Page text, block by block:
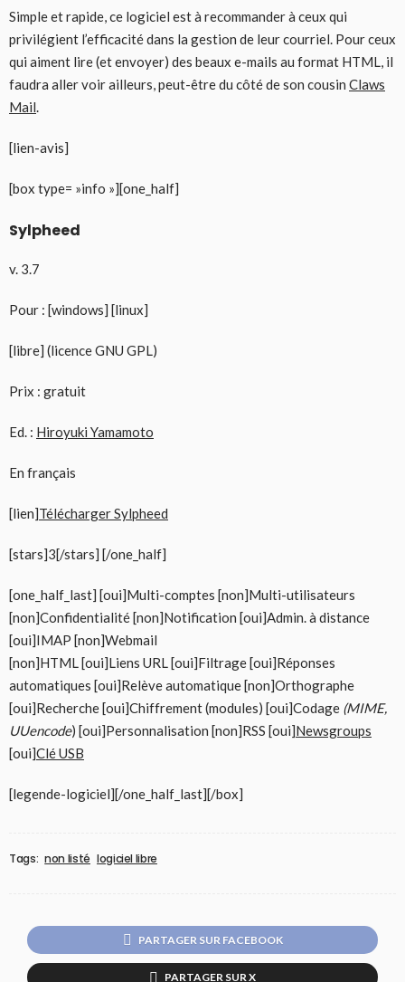
Simple et rapide, ce logiciel est à recommander à ceux qui
privilégient l’efficacité dans la gestion de leur courriel. Pour ceux
qui aiment lire (et envoyer) des beaux e-mails au format HTML, il
faudra aller voir ailleurs, peut-être du côté de son cousin Claws
Mail.
[lien-avis]
[box type= »info »][one_half]
Sylpheed
v. 3.7
Pour : [windows] [linux]
[libre] (licence GNU GPL)
Prix : gratuit
Ed. : Hiroyuki Yamamoto
En français
[lien]Télécharger Sylpheed
[stars]3[/stars] [/one_half]
[one_half_last] [oui]Multi-comptes [non]Multi-utilisateurs
[non]Confidentialité [non]Notification [oui]Admin. à distance
[oui]IMAP [non]Webmail
[non]HTML [oui]Liens URL [oui]Filtrage [oui]Réponses
automatiques [oui]Relève automatique [non]Orthographe
[oui]Recherche [oui]Chiffrement (modules) [oui]Codage (MIME,
UUencode) [oui]Personnalisation [non]RSS [oui]Newsgroups
[oui]Clé USB
[legende-logiciel][/one_half_last][/box]
Tags: non listé logiciel libre
PARTAGER SUR FACEBOOK
PARTAGER SUR X